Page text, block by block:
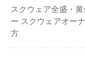
スクウェア全盛・
ー スクウェアオー
方